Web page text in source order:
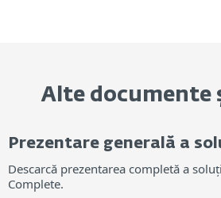
Alte documente
Prezentare generală a
Descarcă prezentarea completă a
Complete.